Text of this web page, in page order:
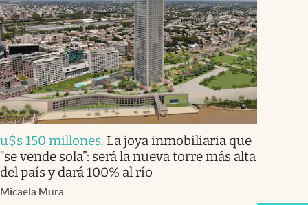
u$s 150 millones. La joya inmobiliaria que
“se vende sola”: será la nueva torre más alta
del país y dará 100% al río
Micaela Mura